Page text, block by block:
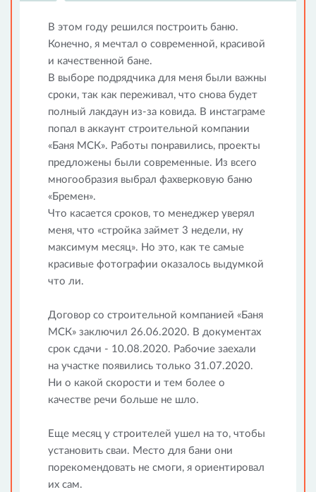
В этом году решился построить баню.
Конечно, я мечтал о современной, красивой
и качественной бане.
В выборе подрядчика для меня были важны
сроки, так как переживал, что снова будет
полный лакдаун из-за ковида. В инстаграме
попал в аккаунт строительной компании
«Баня МСК». Работы понравились, проекты
предложены были современные. Из всего
многообразия выбрал фахверковую баню
«Бремен».
Что касается сроков, то менеджер уверял
меня, что «стройка займет 3 недели, ну
максимум месяц». Но это, как те самые
красивые фотографии оказалось выдумкой
что ли.
Договор со строительной компанией «Баня
МСК» заключил 26.06.2020. В документах
срок сдачи - 10.08.2020. Рабочие заехали
на участке появились только 31.07.2020.
Ни о какой скорости и тем более о
качестве речи больше не шло.
Еще месяц у строителей ушел на то, чтобы
установить сваи. Место для бани они
порекомендовать не смоги, я ориентировал
их сам.